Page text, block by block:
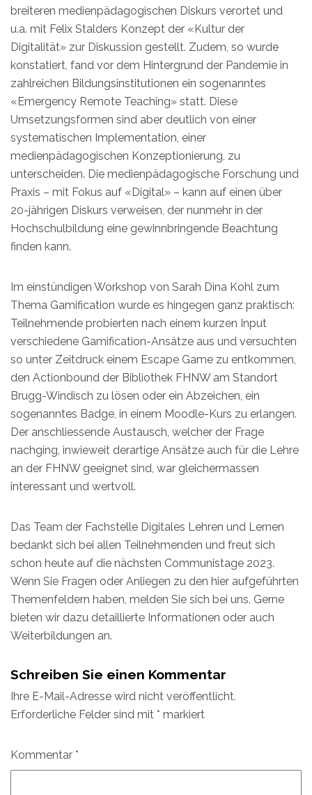
breiteren medienpädagogischen Diskurs verortet und
u.a. mit Felix Stalders Konzept der «Kultur der
Digitalität» zur Diskussion gestellt. Zudem, so wurde
konstatiert, fand vor dem Hintergrund der Pandemie in
zahlreichen Bildungsinstitutionen ein sogenanntes
«Emergency Remote Teaching» statt. Diese
Umsetzungsformen sind aber deutlich von einer
systematischen Implementation, einer
medienpädagogischen Konzeptionierung, zu
unterscheiden. Die medienpädagogische Forschung und
Praxis – mit Fokus auf «Digital» – kann auf einen über
20-jährigen Diskurs verweisen, der nunmehr in der
Hochschulbildung eine gewinnbringende Beachtung
finden kann.
Im einstündigen Workshop von Sarah Dina Kohl zum
Thema Gamification wurde es hingegen ganz praktisch:
Teilnehmende probierten nach einem kurzen Input
verschiedene Gamification-Ansätze aus und versuchten
so unter Zeitdruck einem Escape Game zu entkommen,
den Actionbound der Bibliothek FHNW am Standort
Brugg-Windisch zu lösen oder ein Abzeichen, ein
sogenanntes Badge, in einem Moodle-Kurs zu erlangen.
Der anschliessende Austausch, welcher der Frage
nachging, inwieweit derartige Ansätze auch für die Lehre
an der FHNW geeignet sind, war gleichermassen
interessant und wertvoll.
Das Team der Fachstelle Digitales Lehren und Lernen
bedankt sich bei allen Teilnehmenden und freut sich
schon heute auf die nächsten Communistage 2023.
Wenn Sie Fragen oder Anliegen zu den hier aufgeführten
Themenfeldern haben, melden Sie sich bei uns. Gerne
bieten wir dazu detaillierte Informationen oder auch
Weiterbildungen an.
Schreiben Sie einen Kommentar
Ihre E-Mail-Adresse wird nicht veröffentlicht.
Erforderliche Felder sind mit * markiert
Kommentar *